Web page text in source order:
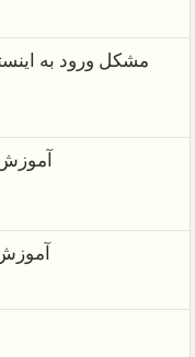
مشکل ورود به